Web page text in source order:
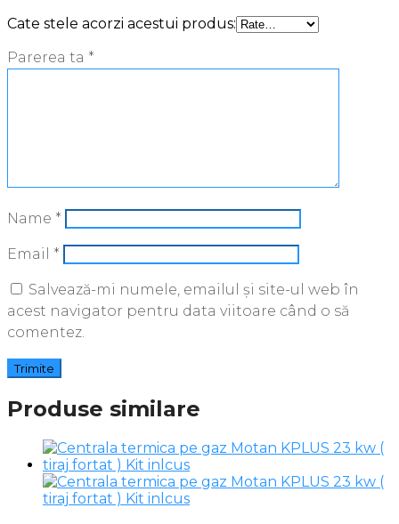
Cate stele acorzi acestui produs:
Parerea ta *
Name *
Email *
Salvează-mi numele, emailul și site-ul web în
acest navigator pentru data viitoare când o să
comentez.
Produse similare